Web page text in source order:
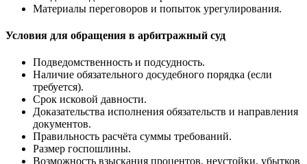
Материалы переговоров и попыток урегулирования.
Условия для обращения в арбитражный суд
Подведомственность и подсудность.
Наличие обязательного досудебного порядка (если
требуется).
Срок исковой давности.
Доказательства исполнения обязательств и направления
документов.
Правильность расчёта суммы требований.
Размер госпошлины.
Возможность взыскания процентов, неустойки, убытков